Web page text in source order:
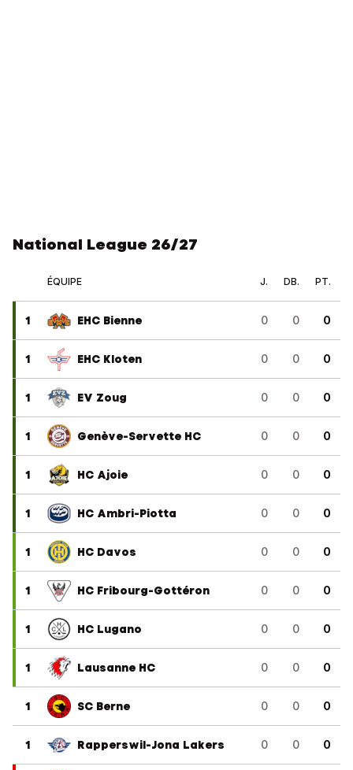
National League 26/27
ÉQUIPE J. DB. PT.
1 EHC Bienne 0 0 0
1 EHC Kloten 0 0 0
1 EV Zoug 0 0 0
1 Genève-Servette HC 0 0 0
1 HC Ajoie 0 0 0
1 HC Ambri-Piotta 0 0 0
1 HC Davos 0 0 0
1 HC Fribourg-Gottéron 0 0 0
1 HC Lugano 0 0 0
1 Lausanne HC 0 0 0
1 SC Berne 0 0 0
1 Rapperswil-Jona Lakers 0 0 0